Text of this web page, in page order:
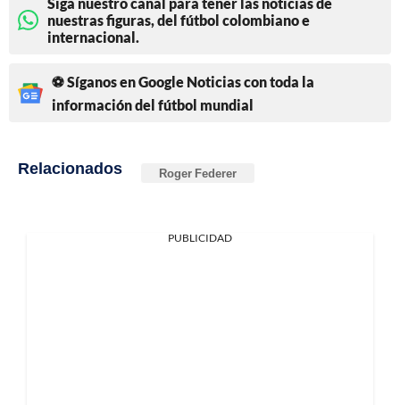
nuestras figuras, del fútbol colombiano e
internacional.
⚽ Síganos en Google Noticias con toda la
información del fútbol mundial
Relacionados Roger Federer
PUBLICIDAD